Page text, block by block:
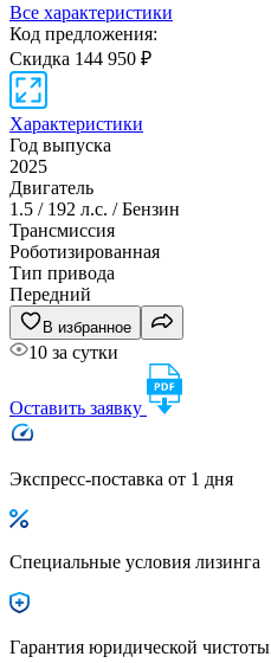
Все характеристики
Код предложения:
Скидка 144 950 ₽
Характеристики
Год выпуска
2025
Двигатель
1.5 / 192 л.с. / Бензин
Трансмиссия
Роботизированная
Тип привода
Передний
В избранное
10 за сутки
Оставить заявку
Экспресс-поставка от 1 дня
Специальные условия лизинга
Гарантия юридической чистоты